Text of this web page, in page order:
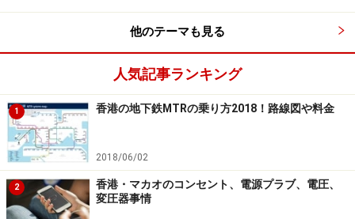
他のテーマも見る
人気記事ランキング
1 香港の地下鉄MTRの乗り方2018！路線図や料金
2018/06/02
2
香港・マカオのコンセント、電源プラブ、電圧、
変圧器事情